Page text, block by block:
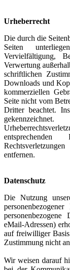
Urheberrecht
Die durch die
Seiten
Vervielfältigung,
Verwertung
schriftlichen
Downloads und
kommerziellen
Seite nicht vom
Dritter beachtet.
entfernen.
Datenschutz
Die Nutzung
eMail-Adressen)
auf freiwilliger
Zustimmung nicht
Wir weisen darauf